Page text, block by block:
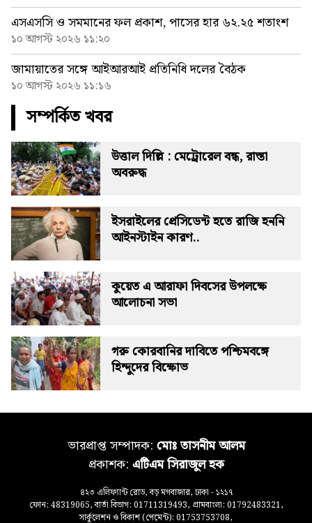
এসএসসি ও সমমানের ফল প্রকাশ, পাসের হার ৬২.২৫ শতাংশ
১০ আগস্ট ২০২৬ ১১:২০
জামায়াতের সঙ্গে আইআরআই প্রতিনিধি দলের বৈঠক
১০ আগস্ট ২০২৬ ১১:১৬
সম্পর্কিত খবর
উত্তাল দিল্লি : মেট্রোরেল বন্ধ, রাস্তা
অবরুদ্ধ
ইসরাইলের প্রেসিডেন্ট হতে রাজি হননি
আইনস্টাইন কারণ..
কুয়েত এ আরাফা দিবসের উপলক্ষে
আলোচনা সভা
গরু কোরবানির দাবিতে পশ্চিমবঙ্গে
হিন্দুদের বিক্ষোভ
ভারপ্রাপ্ত সম্পাদক: মোঃ তাসনীম আলম
প্রকাশক: এটিএম সিরাজুল হক
৪২৩ এলিফ্যান্ট রোড, বড় মগবাজার, ঢাকা - ১২১৭
ফোন: 48319065, বার্তা বিভাগ: 01711319493, গ্রামবাংলা: 01792483321,
সার্কুলেশন ও বিকাশ (পেমেন্ট): 01753753708,